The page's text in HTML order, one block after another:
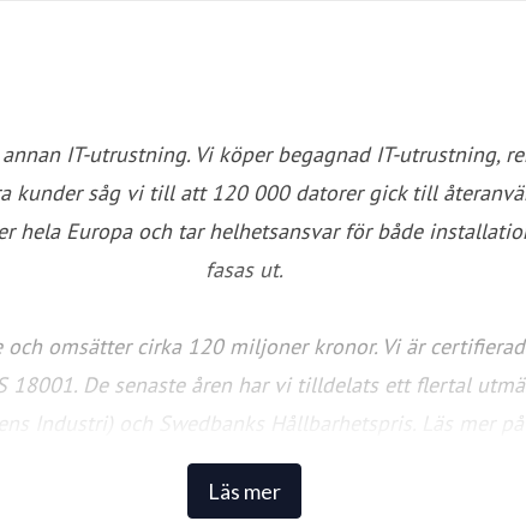
IT-utrustning. Vi köper begagnad IT-utrustning,
kunder såg vi till att 120 000 datorer gick till
hela Europa och tar helhetsansvar för både
fasas ut.
omsätter cirka 120 miljoner kronor. Vi är
De senaste åren har vi tilldelats ett flertal
Industri) och Swedbanks Hållbarhetspris. Läs mer på
Läs mer